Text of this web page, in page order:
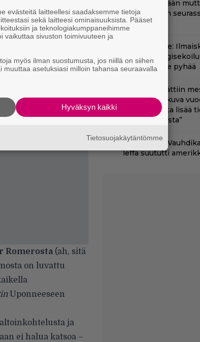
Romerosta(ah, sitä
on luvattu
Uponneeseen
ja
ei halua katsoa –
ylitä edeltäjiään
häpeä niiden
luvassa
Vain aikuisille:
luvun
mikään ei ole pyhää
Netflixiin lisättiin
mysteerielokuva
”Kiehtovuutta lisää
todellisuudesta”
Illalla tv:ssä:
leffa suututti
evästeitä laitteellesi saadaksemme tietoja
sekä laitteesi ominaisuuksista. Pääset
ja teknologiakumppaneihimme
vaikuttaa sivuston toimivuuteen ja
myös ilman suostumusta, jos niillä on siihen
asetuksiasi milloin tahansa seuraavalla
Hyväksyn kaikki
Tietosuojakäytäntömme